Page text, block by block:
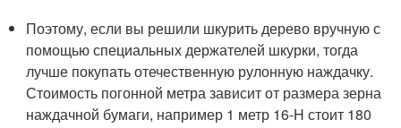
Поэтому, если вы решили шкурить дерево вручную с
помощью специальных держателей шкурки, тогда
лучше покупать отечественную рулонную наждачку.
Стоимость погонной метра зависит от размера зерна
наждачной бумаги, например 1 метр 16-H стоит 180